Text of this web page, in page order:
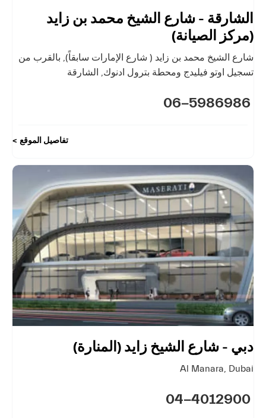
الشارقة - شارع الشيخ محمد بن زايد
(مركز الصيانة)
شارع الشيخ محمد بن زايد ( شارع الإمارات سابقاً), بالقرب من
تسجيل اوتو فيليدج ومحطة بترول ادنوك, الشارقة
06-5986986
تفاصيل الموقع
دبي - شارع الشيخ زايد (المنارة)
Al Manara, Dubai
04-4012900